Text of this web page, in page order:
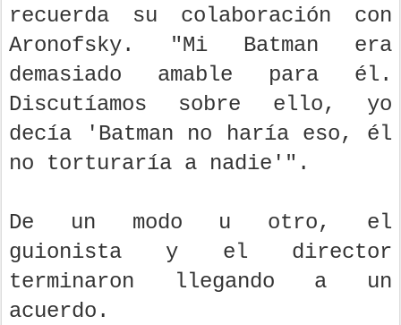
recuerda su colaboración con
Aronofsky. "Mi Batman era
demasiado amable para él.
Discutíamos sobre ello, yo
decía 'Batman no haría eso, él
no torturaría a nadie'".
De un modo u otro, el
guionista y el director
terminaron llegando a un
acuerdo.